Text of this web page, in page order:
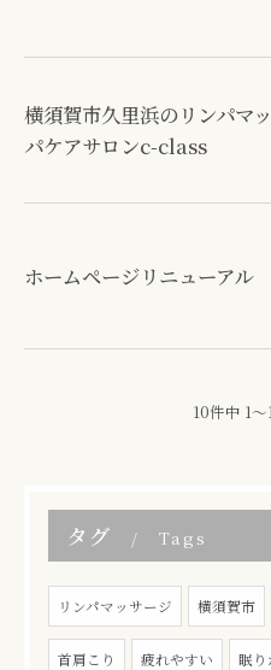
横須賀市久里浜のリンパマ
パケアサロンc-class
ホームページリニューアル
10件中 1
タグ Tags
リンパマッサージ 横須賀市
首肩こり 疲れやすい 眠り